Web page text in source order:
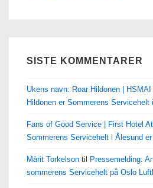
SISTE KOMMENTARER
Ukens navn: Roar Hildonen |
Hildonen er Sommerens Servicehelt
Fans of Good Service | First Hotel
Sommerens Servicehelt i Ålesund
Märit Torkelson til
Pressemelding:
sommerens Servicehelt på Oslo